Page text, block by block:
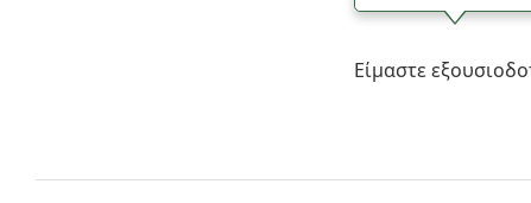
Είμαστε